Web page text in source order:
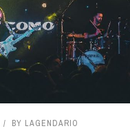
BY LAGENDARIO